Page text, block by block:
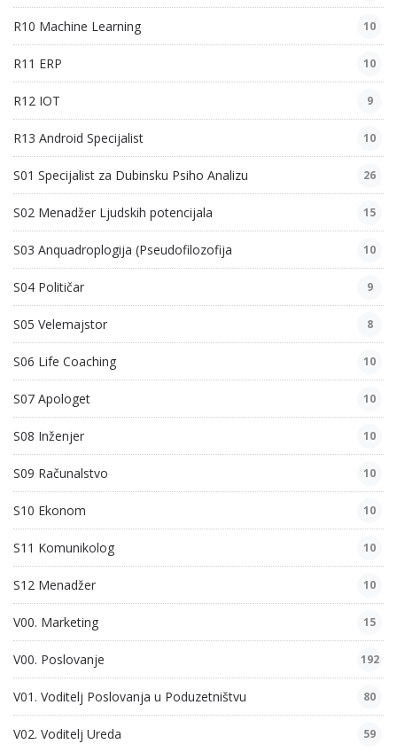
R10 Machine Learning 10
R11 ERP 10
R12 IOT 9
R13 Android Specijalist 10
S01 Specijalist za Dubinsku Psiho Analizu 26
S02 Menadžer Ljudskih potencijala 15
S03 Anquadroplogija (Pseudofilozofija 10
S04 Političar 9
S05 Velemajstor 8
S06 Life Coaching 10
S07 Apologet 10
S08 Inženjer 10
S09 Računalstvo 10
S10 Ekonom 10
S11 Komunikolog 10
S12 Menadžer 10
V00. Marketing 15
V00. Poslovanje 192
V01. Voditelj Poslovanja u Poduzetništvu 80
V02. Voditelj Ureda 59